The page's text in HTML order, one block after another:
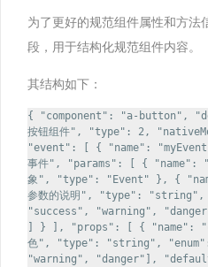
为了更好的规范组件属性和方
段，用于结构化规范组件内容。
其结构如下：
{ "component": "a-button",
按钮组件", "type": 2,
"event": [ { "name":
事件", "params": [ { "name":
象", "type": "Event" }, {
参数的说明", "type":
"success", "warning",
] } ], "props": [ { "name":
色", "type": "string",
"warning", "danger"],